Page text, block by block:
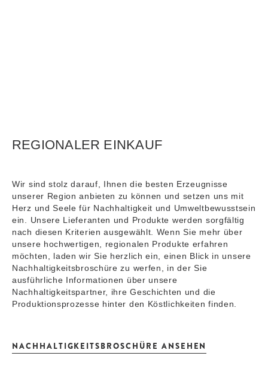
REGIONALER EINKAUF
Wir sind stolz darauf, Ihnen die besten Erzeugnisse
unserer Region anbieten zu können und setzen uns mit
Herz und Seele für Nachhaltigkeit und Umweltbewusstsein
ein. Unsere Lieferanten und Produkte werden sorgfältig
nach diesen Kriterien ausgewählt. Wenn Sie mehr über
unsere hochwertigen, regionalen Produkte erfahren
möchten, laden wir Sie herzlich ein, einen Blick in unsere
Nachhaltigkeitsbroschüre zu werfen, in der Sie
ausführliche Informationen über unsere
Nachhaltigkeitspartner, ihre Geschichten und die
Produktionsprozesse hinter den Köstlichkeiten finden.
NACHHALTIGKEITSBROSCHÜRE ANSEHEN